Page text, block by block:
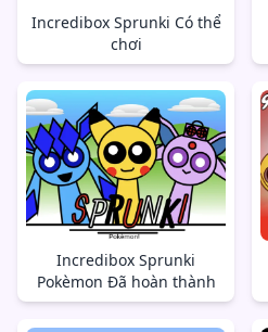
Incredibox Sprunki Có thể
chơi
Incredibox Sprunki
Pokèmon Đã hoàn thành